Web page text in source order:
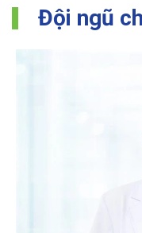
Đội ngũ